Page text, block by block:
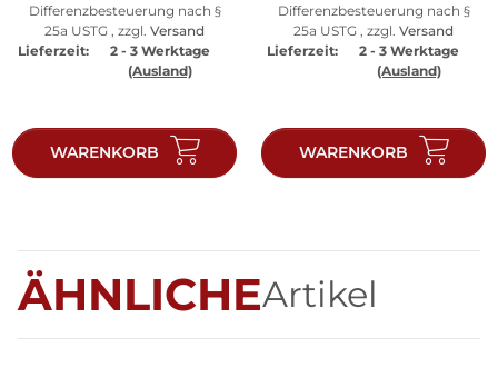
Differenzbesteuerung nach §
25a USTG , zzgl. Versand
Lieferzeit:
2 - 3 Werktage
(Ausland)
WARENKORB
Differenzbesteuerung nach §
25a USTG , zzgl. Versand
Lieferzeit:
2 - 3 Werktage
(Ausland)
WARENKORB
ÄHNLICHEArtikel